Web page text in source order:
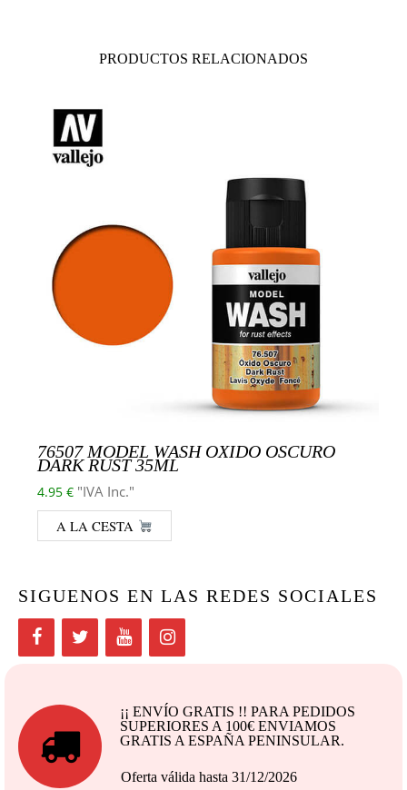
PRODUCTOS RELACIONADOS
76507 MODEL WASH OXIDO OSCURO
DARK RUST 35ML
4.95 € "IVA Inc."
A LA CESTA
SIGUENOS EN LAS REDES SOCIALES
¡¡ ENVÍO GRATIS !! PARA PEDIDOS
SUPERIORES A 100€ ENVIAMOS
GRATIS A ESPAÑA PENINSULAR.
Oferta válida hasta 31/12/2026